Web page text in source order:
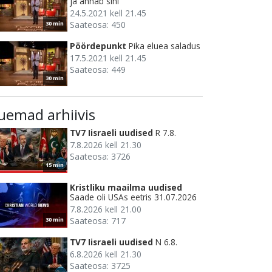
30 min
24.5.2021 kell 21.45
Saateosa: 450
30 min
Pöördepunkt Pika eluea saladus
17.5.2021 kell 21.45
Saateosa: 449
arhiivis
15 min
TV7 Iisraeli uudised R 7.8.
7.8.2026 kell 21.30
Saateosa: 3726
30 min
Kristliku maailma uudised
Saade oli USAs eetris 31.07.2026
7.8.2026 kell 21.00
Saateosa: 717
TV7 Iisraeli uudised N 6.8.
6.8.2026 kell 21.30
Saateosa: 3725